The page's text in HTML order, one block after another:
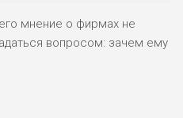
мнение о фирмах не
вопросом: зачем ему